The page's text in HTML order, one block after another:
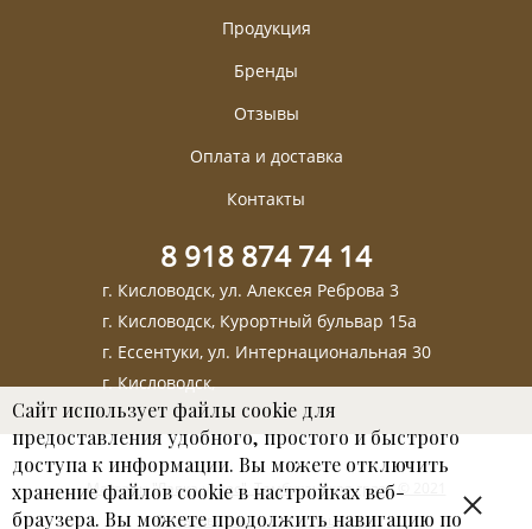
Продукция
Бренды
Отзывы
Оплата и доставка
Контакты
8 918 874 74 14
г. Кисловодск, ул. Алексея Реброва 3
г. Кисловодск, Курортный бульвар 15а
г. Ессентуки, ул. Интернациональная 30
г. Кисловодск,
Магазин "Лавка чудес". Тамбуканская грязь © 2021
Пользовательское соглашение
Сайт использует файлы cookie для
предоставления удобного, простого и быстрого
доступа к информации. Вы можете отключить
хранение файлов cookie в настройках веб-
браузера. Вы можете продолжить навигацию по